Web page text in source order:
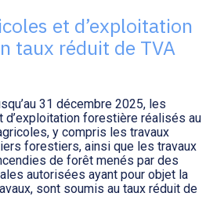
et d’exploitation
taux réduit de TVA
31 décembre 2025, les
d’exploitation forestière réalisés au
y compris les travaux
forestiers, ainsi que les travaux
de forêt menés par des
autorisées ayant pour objet la
sont soumis au taux réduit de